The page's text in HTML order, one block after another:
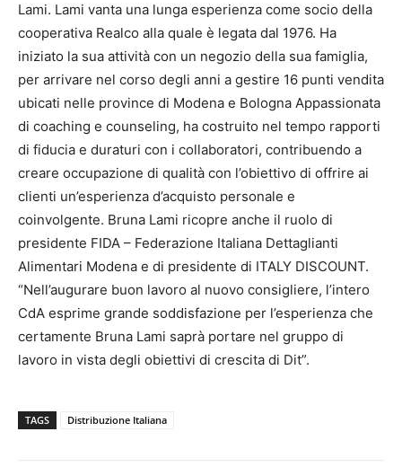
Lami. Lami vanta una lunga esperienza come socio della
cooperativa Realco alla quale è legata dal 1976. Ha
iniziato la sua attività con un negozio della sua famiglia,
per arrivare nel corso degli anni a gestire 16 punti vendita
ubicati nelle province di Modena e Bologna Appassionata
di coaching e counseling, ha costruito nel tempo rapporti
di fiducia e duraturi con i collaboratori, contribuendo a
creare occupazione di qualità con l’obiettivo di offrire ai
clienti un’esperienza d’acquisto personale e
coinvolgente. Bruna Lami ricopre anche il ruolo di
presidente FIDA – Federazione Italiana Dettaglianti
Alimentari Modena e di presidente di ITALY DISCOUNT.
“Nell’augurare buon lavoro al nuovo consigliere, l’intero
CdA esprime grande soddisfazione per l’esperienza che
certamente Bruna Lami saprà portare nel gruppo di
lavoro in vista degli obiettivi di crescita di Dit”.
TAGS Distribuzione Italiana